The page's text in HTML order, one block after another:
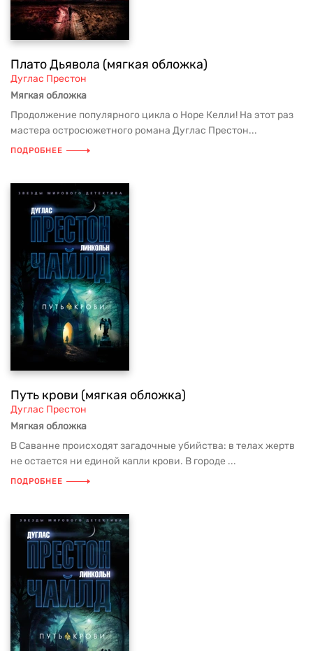
Плато Дьявола (мягкая обложка)
Дуглас Престон
Мягкая обложка
Продолжение популярного цикла о Норе Келли! На этот раз
мастера остросюжетного романа Дуглас Престон...
ПОДРОБНЕЕ
Путь крови (мягкая обложка)
Дуглас Престон
Мягкая обложка
В Саванне происходят загадочные убийства: в телах жертв
не остается ни единой капли крови. В городе ...
ПОДРОБНЕЕ